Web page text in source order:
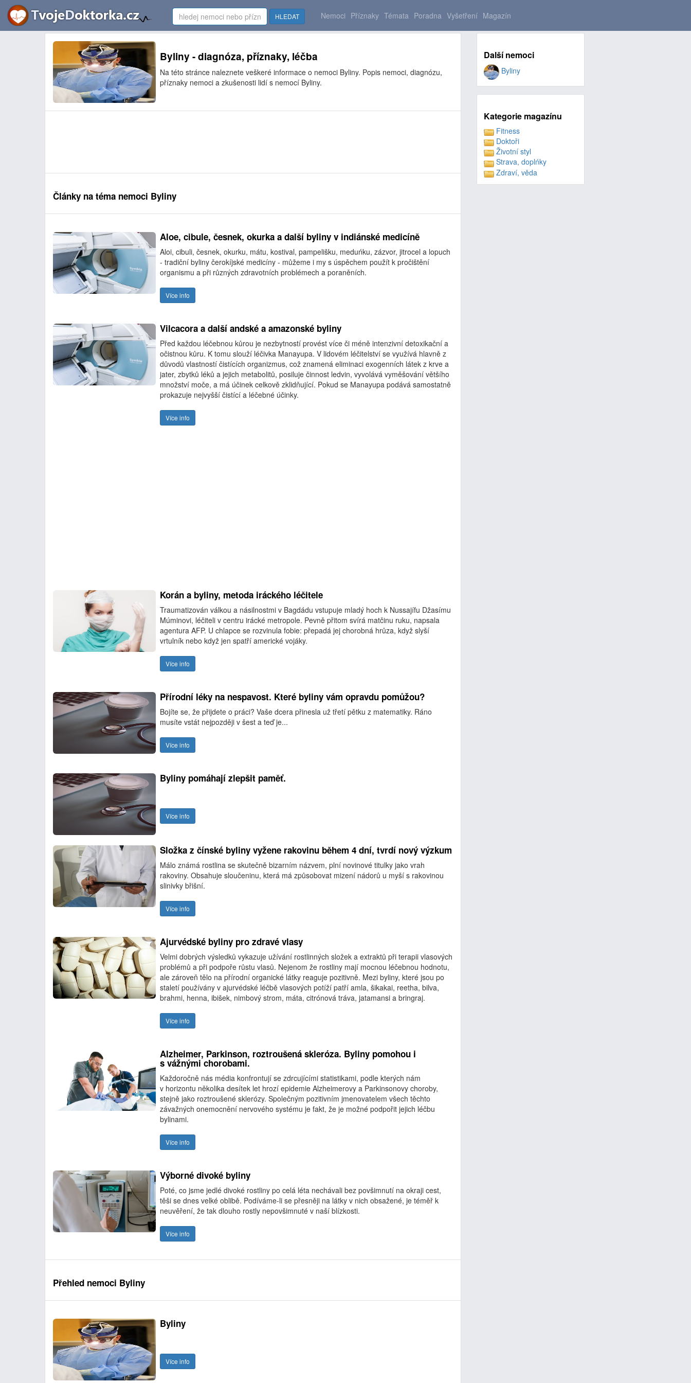
HLEDAT Nemoci Příznaky Témata Poradna Vyšetření Magazín
Byliny - diagnóza, příznaky, léčba
Na této stránce naleznete veškeré informace o nemoci Byliny. Popis nemoci, diagnózu,
příznaky nemoci a zkušenosti lidí s nemocí Byliny.
Články na téma nemoci Byliny
Aloe, cibule, česnek, okurka a další byliny v indiánské medicíně
Aloi, cibuli, česnek, okurku, mátu, kostival, pampelišku, meduńku, zázvor, jitrocel a lopuch
- tradiční byliny čerokíjské medicíny - můžeme i my s úspěchem použít k pročištění
organismu a při různých zdravotních problémech a poraněních.
Více info
Vilcacora a další andské a amazonské byliny
Před každou léčebnou kůrou je nezbytností provést více či méně intenzivní detoxikační a
očistnou kůru. K tomu slouží léčivka Manayupa. V lidovém léčitelství se využívá hlavně z
důvodů vlastností čistících organizmus, což znamená eliminaci exogenních látek z krve a
jater, zbytků léků a jejich metabolitů, posiluje činnost ledvin, vyvolává vyměšování většího
množství moče, a má účinek celkově zklidňující. Pokud se Manayupa podává samostatně
prokazuje nejvyšší čistící a léčebné účinky.
Více info
Korán a byliny, metoda iráckého léčitele
Traumatizován válkou a násilnostmi v Bagdádu vstupuje mladý hoch k Nussajífu Džasímu
Múminovi, léčiteli v centru irácké metropole. Pevně přitom svírá matčinu ruku, napsala
agentura AFP. U chlapce se rozvinula fobie: přepadá jej chorobná hrůza, když slyší
vrtulník nebo když jen spatří americké vojáky.
Více info
Přírodní léky na nespavost. Které byliny vám opravdu pomůžou?
Bojíte se, že přijdete o práci? Vaše dcera přinesla už třetí pětku z matematiky. Ráno
musíte vstát nejpozději v šest a teď je...
Více info
Byliny pomáhají zlepšit paměť.
Více info
Složka z čínské byliny vyžene rakovinu během 4 dní, tvrdí nový výzkum
Málo známá rostlina se skutečně bizarním názvem, plní novinové titulky jako vrah
rakoviny. Obsahuje sloučeninu, která má způsobovat mizení nádorů u myší s rakovinou
slinivky břišní.
Více info
Ajurvédské byliny pro zdravé vlasy
Velmi dobrých výsledků vykazuje užívání rostlinných složek a extraktů při terapii vlasových
problémů a při podpoře růstu vlasů. Nejenom že rostliny mají mocnou léčebnou hodnotu,
ale zároveň tělo na přírodní organické látky reaguje pozitivně. Mezi byliny, které jsou po
staletí používány v ajurvédské léčbě vlasových potíží patří amla, šikakai, reetha, bilva,
brahmi, henna, ibišek, nimbový strom, máta, citrónová tráva, jatamansi a bringraj.
Více info
Alzheimer, Parkinson, roztroušená skleróza. Byliny pomohou i
s vážnými chorobami.
Každoročně nás média konfrontují se zdrcujícími statistikami, podle kterých nám
v horizontu několika desítek let hrozí epidemie Alzheimerovy a Parkinsonovy choroby,
stejně jako roztroušené sklerózy. Společným pozitivním jmenovatelem všech těchto
závažných onemocnění nervového systému je fakt, že je možné podpořit jejich léčbu
bylinami.
Více info
Výborné divoké byliny
Poté, co jsme jedlé divoké rostliny po celá léta nechávali bez povšimnutí na okraji cest,
těši se dnes velké oblibě. Podíváme-li se přesněji na látky v nich obsažené, je téměř k
neuvěření, že tak dlouho rostly nepovšimnuté v naší blízkosti.
Více info
Přehled nemoci Byliny
Byliny
Více info
Další nemoci
Byliny
Kategorie magazínu
Fitness
Doktoři
Životní styl
Strava, doplńky
Zdraví, věda